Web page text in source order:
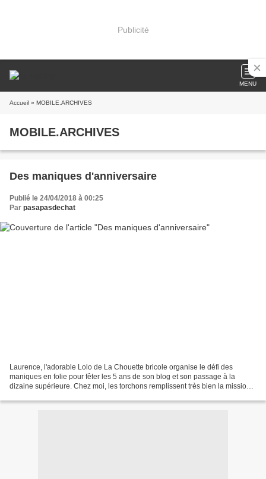
Publicité
MENU
Accueil » MOBILE.ARCHIVES
MOBILE.ARCHIVES
Des maniques d'anniversaire
Publié le 24/04/2018 à 00:25
Par pasapasdechat
Laurence, l'adorable Lolo de La Chouette bricole organise le défi des
maniques en folie pour fêter les 5 ans de son blog et son passage à la
dizaine supérieure. Chez moi, les torchons remplissent très bien la mission